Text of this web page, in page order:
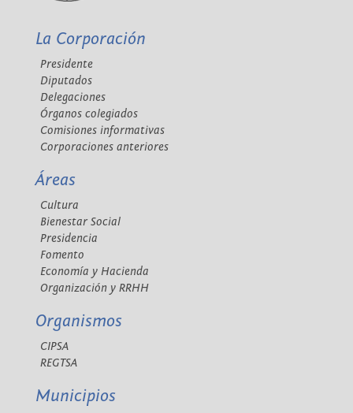
La Corporación
Presidente
Diputados
Delegaciones
Órganos colegiados
Comisiones informativas
Corporaciones anteriores
Áreas
Cultura
Bienestar Social
Presidencia
Fomento
Economía y Hacienda
Organización y RRHH
Organismos
CIPSA
REGTSA
Municipios